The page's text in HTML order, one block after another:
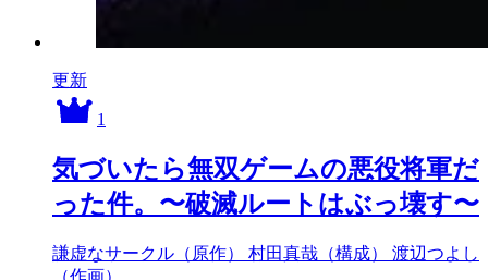
更新
1
気づいたら無双ゲームの悪役将軍だ
った件。〜破滅ルートはぶっ壊す〜
謙虚なサークル（原作） 村田真哉（構成） 渡辺つよし
（作画）